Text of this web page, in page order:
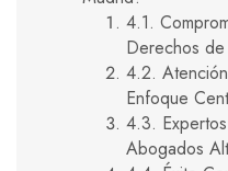
4.1.
Derechos
4.2.
Enfoque
4.3.
Abogados